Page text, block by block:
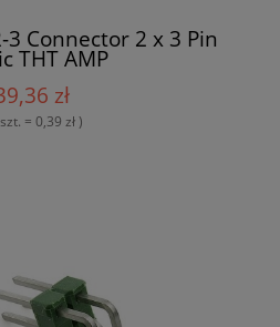
Connector 2 x 3 Pin
THT AMP
zł
= 0,39 zł )